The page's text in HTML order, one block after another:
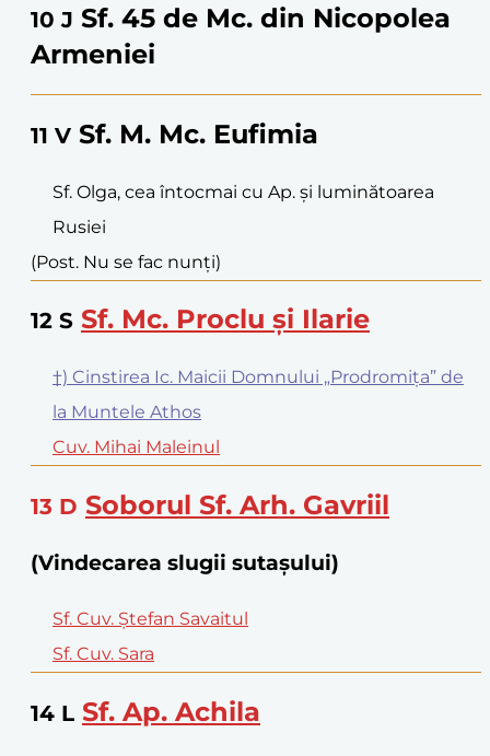
10 J Sf. 45 de Mc. din Nicopolea
Armeniei
11 V Sf. M. Mc. Eufimia
Sf. Olga, cea întocmai cu Ap. și luminătoarea
Rusiei
(Post. Nu se fac nunți)
12 S Sf. Mc. Proclu și Ilarie
†) Cinstirea Ic. Maicii Domnului „Prodromița” de
la Muntele Athos
Cuv. Mihai Maleinul
13 D Soborul Sf. Arh. Gavriil
(Vindecarea slugii sutașului)
Sf. Cuv. Ștefan Savaitul
Sf. Cuv. Sara
14 L Sf. Ap. Achila